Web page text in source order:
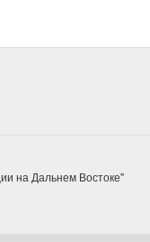
на Дальнем Востоке"